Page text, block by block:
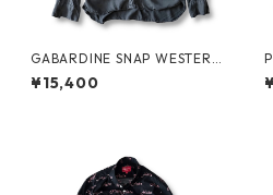
GABARDINE SNAP WESTERN
SHIRT by WYTHE
¥15,400